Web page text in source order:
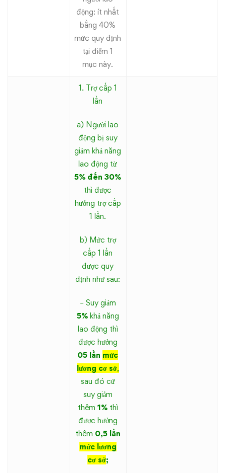
động: ít nhất
bằng 40%
mức quy định
tại điểm 1
mục này.
1. Trợ cấp 1
lần
a) Người lao
động bị suy
giảm khả năng
lao động từ
5% đến 30%
thì được
hưởng trợ cấp
1 lần.
b) Mức trợ
cấp 1 lần
được quy
định như sau:
– Suy giảm
5%khả năng
lao động thì
được hưởng
05 lần mức
lương cơ sở,
sau đó cứ
suy giảm
thêm1%thì
được hưởng
thêm 0,5 lần
mức lương
cơ sở;